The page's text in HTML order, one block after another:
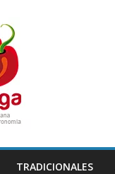
TRADICIONALES